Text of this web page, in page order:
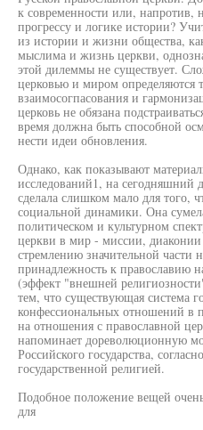
к современности или, напротив,
прогрессу и логике истории?
из истории и жизни общества,
мыслима и жизнь церкви,
этой дилеммы не существует.
церковью и миром определяются
взаимосогпасования и
церковь не обязана
время должна быть способной
нести идеи обновления.
Однако, как показывают
исследований1, на сегодняшний
сделала слишком мало для того,
социальной динамики. Она
политическом и культурном
церкви в мир - миссии,
стремлению значительной части
принадлежность к православию
(эффект "внешней
тем, что существующая система
конфессиональных отношений в
на отношения с православной
напоминает дореволюционную
Российского государства,
государственной религией.
Подобное положение вещей
для